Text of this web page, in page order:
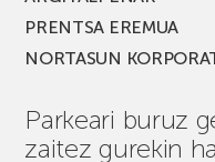
PRENTSA EREMUA
NORTASUN
Parkeari buruz
zaitez gurekin